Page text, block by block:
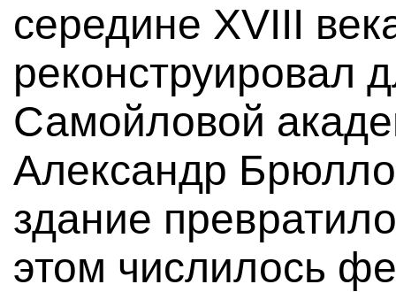
середине XVIII
реконструировал
Самойловой
Александр
здание
этом числилось